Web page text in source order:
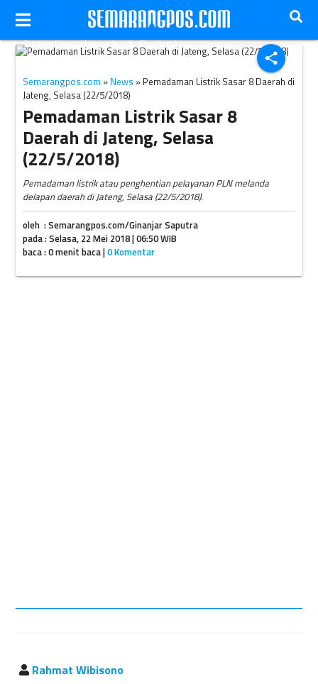
share
Ilustrasi pemadaman listrik. (Denik.cz)
Semarangpos.com » News » Pemadaman Listrik Sasar 8 Daerah di
Jateng, Selasa (22/5/2018)
Pemadaman Listrik Sasar 8
Daerah di Jateng, Selasa
(22/5/2018)
Pemadaman listrik atau penghentian pelayanan PLN melanda
delapan daerah di Jateng, Selasa (22/5/2018).
oleh : Semarangpos.com/Ginanjar Saputra
pada : Selasa, 22 Mei 2018 | 06:50 WIB
baca : 0 menit baca |0 Komentar
Rahmat Wibisono